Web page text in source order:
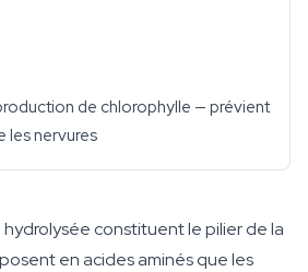
de chlorophylle — prévient
les nervures
constituent le pilier de la
en acides aminés que les